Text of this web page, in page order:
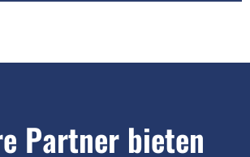
Partner bieten